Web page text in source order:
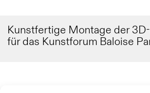
Kunstfertige Montage der
für das Kunstforum Baloise